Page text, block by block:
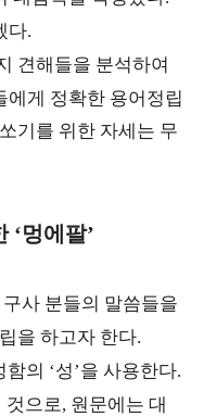
다.
견해들을 분석하여
게 정확한 용어정립
기를 위한 자세는 무
‘멍에팔’
사 분들의 말씀들을
을 하고자 한다.
함의 ‘성’을 사용한다.
것으로, 원문에는 대